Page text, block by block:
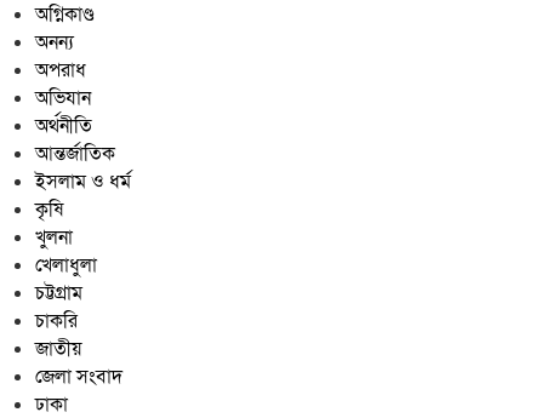
অগ্নিকাণ্ড
অনন্য
অপরাধ
অভিযান
অর্থনীতি
আন্তর্জাতিক
ইসলাম ও ধর্ম
কৃষি
খুলনা
খেলাধুলা
চট্টগ্রাম
চাকরি
জাতীয়
জেলা সংবাদ
ঢাকা